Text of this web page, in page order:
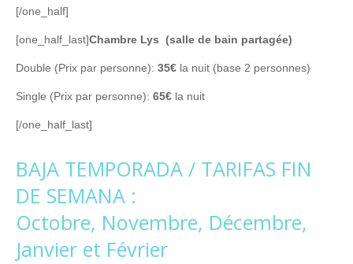
[/one_half]
[one_half_last]Chambre Lys (salle de bain partagée)
Double (Prix par personne): 35€ la nuit (base 2 personnes)
Single (Prix par personne): 65€ la nuit
[/one_half_last]
BAJA TEMPORADA / TARIFAS FIN
DE SEMANA :
Octobre, Novembre, Décembre,
Janvier et Février